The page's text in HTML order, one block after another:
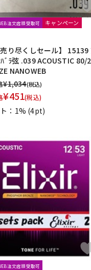
注文店頭受取可 キャンペーン
売り尽くしセール】 15139
ﾊﾞﾗ弦 .039 ACOUSTIC 80/
NANOWEB
¥1,034(税込)
¥451(税込)
：1% (4pt)
注文店頭受取可